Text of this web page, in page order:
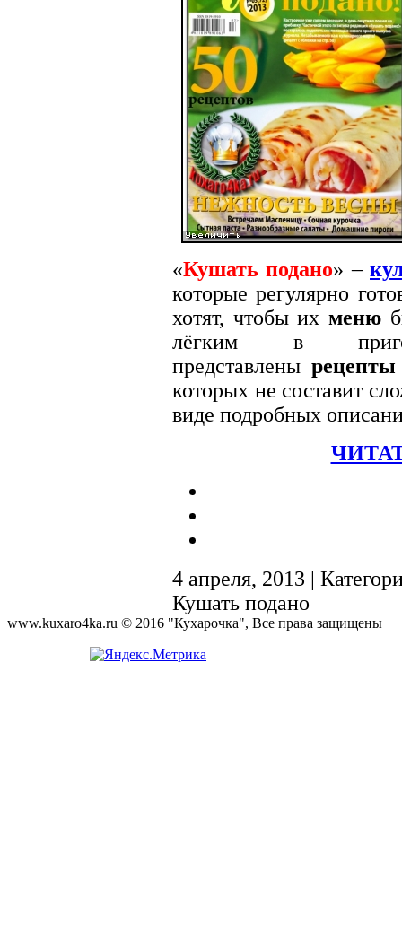
«Кушать подано» –
которые регулярно
хотят, чтобы ихменю
лёгким в
представлены
которых не составит
виде подробных
4 апреля, 2013 |
Кушать подано
www.kuxaro4ka.ru © 2016 "Кухарочка", Все права защищены